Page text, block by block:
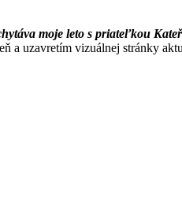
moje leto s priateľkou
a uzavretím vizuálnej stránky